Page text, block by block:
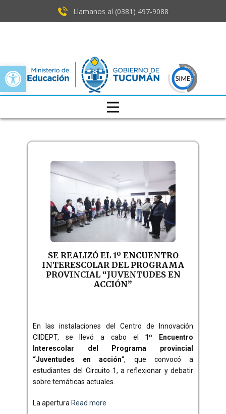
Open toolbar
Llamanos al (0381) ​497-9088
SE REALIZÓ EL 1º ENCUENTRO
INTERESCOLAR DEL PROGRAMA
PROVINCIAL “JUVENTUDES EN
ACCIÓN”
En las instalaciones del Centro de Innovación
CIIDEPT, se llevó a cabo el 1º Encuentro
Interescolar del Programa provincial
“Juventudes en acción“, que convocó a
estudiantes del Circuito 1, a reflexionar y debatir
sobre temáticas actuales.
La apertura Read more